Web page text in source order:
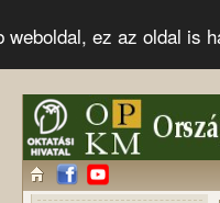
weboldal, ez az oldal is